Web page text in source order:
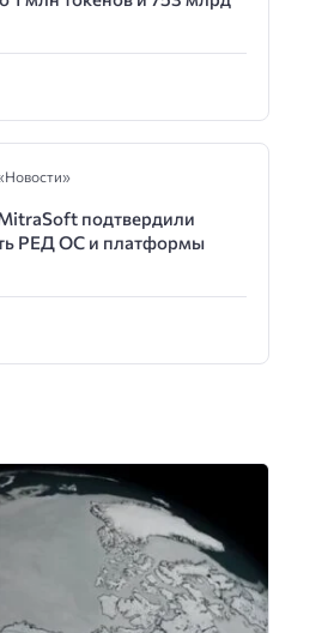
подтвердили
РЕД ОС и платформы